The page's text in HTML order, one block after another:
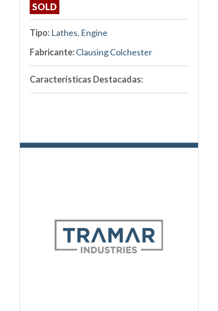
SOLD
Tipo: Lathes, Engine
Fabricante:Clausing Colchester
Características Destacadas: